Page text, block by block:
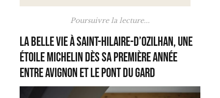
Poursuivre la lecture...
La Belle Vie à Saint-Hilaire-d’Ozilhan, une
étoile Michelin dès sa première année
entre Avignon et le Pont du Gard